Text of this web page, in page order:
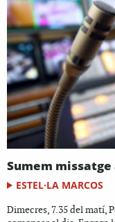
Sumem
ESTEL·LA MARCOS
Dimecres, 7.35 del matí,